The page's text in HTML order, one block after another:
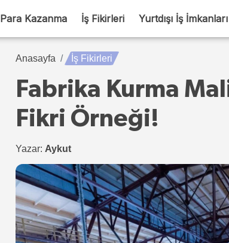
Para Kazanma İş Fikirleri Yurtdışı İş İmkanları
Anasayfa İş Fikirleri
Fabrika Kurma
Fikri Örneği!
Yazar: Aykut